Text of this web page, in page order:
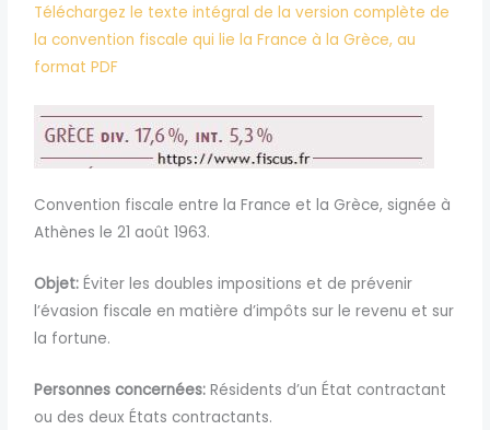
Téléchargez le texte intégral de la version complète de
la convention fiscale qui lie la France à la Grèce, au
format PDF
Convention fiscale entre la France et la Grèce, signée à
Athènes le 21 août 1963.
Objet: Éviter les doubles impositions et de prévenir
l’évasion fiscale en matière d’impôts sur le revenu et sur
la fortune.
Personnes concernées: Résidents d’un État contractant
ou des deux États contractants.